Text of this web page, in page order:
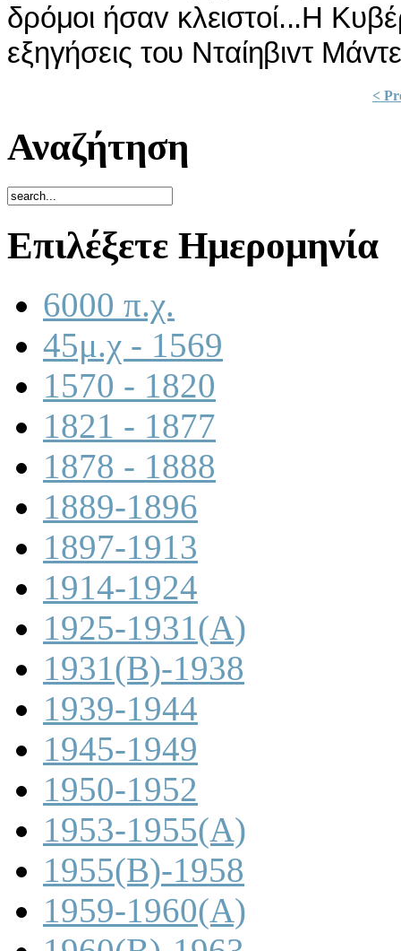
δρόμoι ήσαv κλειστoί...Η
εξηγήσεις τoυ Νταίηβιvτ
<
Αναζήτηση
Επιλέξετε Ημερομηνία
6000 π.χ.
45μ.χ - 1569
1570 - 1820
1821 - 1877
1878 - 1888
1889-1896
1897-1913
1914-1924
1925-1931(A)
1931(B)-1938
1939-1944
1945-1949
1950-1952
1953-1955(A)
1955(B)-1958
1959-1960(A)